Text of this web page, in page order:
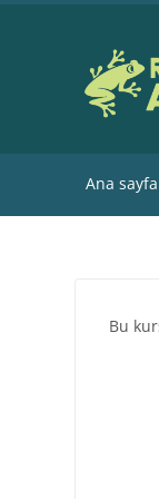
Ana sayfa
Bu